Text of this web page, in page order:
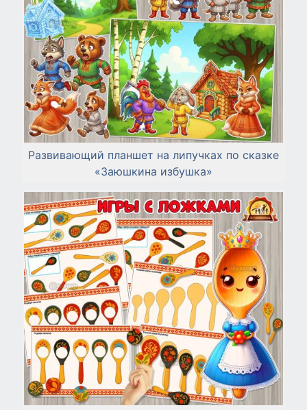
Развивающий планшет на липучках по сказке
«Заюшкина избушка»